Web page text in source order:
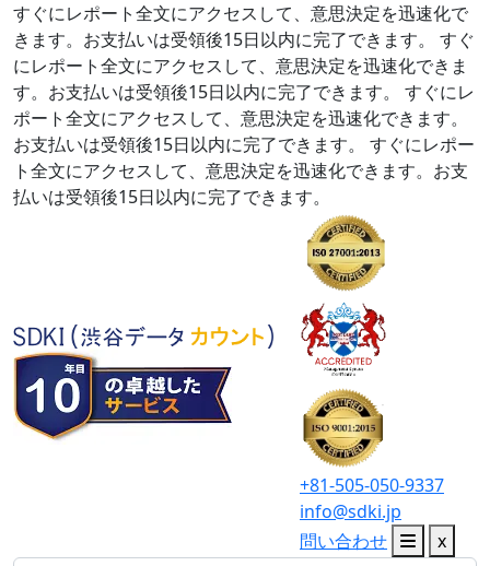
すぐにレポート全文にアクセスして、意思決定を迅速化で
きます。お支払いは受領後15日以内に完了できます。
すぐ
にレポート全文にアクセスして、意思決定を迅速化できま
す。お支払いは受領後15日以内に完了できます。
すぐにレ
ポート全文にアクセスして、意思決定を迅速化できます。
お支払いは受領後15日以内に完了できます。
すぐにレポー
ト全文にアクセスして、意思決定を迅速化できます。お支
払いは受領後15日以内に完了できます。
+81-505-050-9337
info@sdki.jp
問い合わせ
x